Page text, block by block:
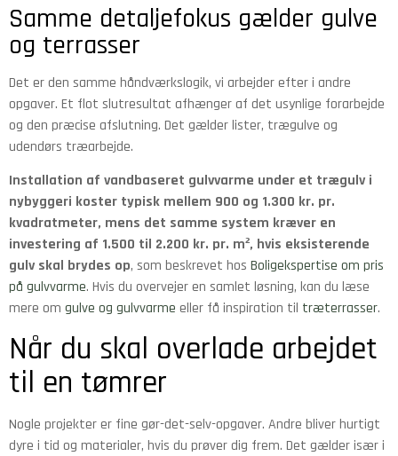
Samme detaljefokus gælder gulve
og terrasser
Det er den samme håndværkslogik, vi arbejder efter i andre
opgaver. Et flot slutresultat afhænger af det usynlige forarbejde
og den præcise afslutning. Det gælder lister, trægulve og
udendørs træarbejde.
Installation af vandbaseret gulvvarme under et trægulv i
nybyggeri koster typisk mellem 900 og 1.300 kr. pr.
kvadratmeter, mens det samme system kræver en
investering af 1.500 til 2.200 kr. pr. m², hvis eksisterende
gulv skal brydes op, som beskrevet hos Boligekspertise om pris
på gulvvarme. Hvis du overvejer en samlet løsning, kan du læse
mere om gulve og gulvvarme eller få inspiration til træterrasser.
Når du skal overlade arbejdet
til en tømrer
Nogle projekter er fine gør-det-selv-opgaver. Andre bliver hurtigt
dyre i tid og materialer, hvis du prøver dig frem. Det gælder især i